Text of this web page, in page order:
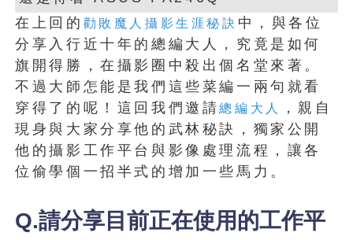
在上回的 勸敗魔人攝影生涯秘訣 中，與各位
分享入行近十年的總編大人，究竟是如何
旗開得勝，在攝影圈中殺出個名堂來著。
不過大師怎能是我們這些菜編一兩句就看
穿得了的呢！這回我們邀請總編大人
，親自
現身與大家分享他的武林秘訣，獨家公開
他的攝影工作平台與影像處理流程，讓各
位偷學個一招半式的增加一些馬力。
Q.請分享目前正在使用的工作平